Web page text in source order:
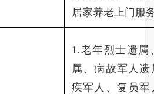
居家养老上门服
1.老年烈士遗属
属、病故军人
疾军人、复员